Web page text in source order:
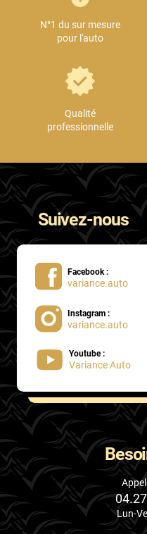
N°1 du sur mesure
pour l'auto
Qualité
professionnelle
Suivez-nous
Facebook :
variance.auto
Instagram :
variance.auto
Youtube :
Variance Auto
Lun-